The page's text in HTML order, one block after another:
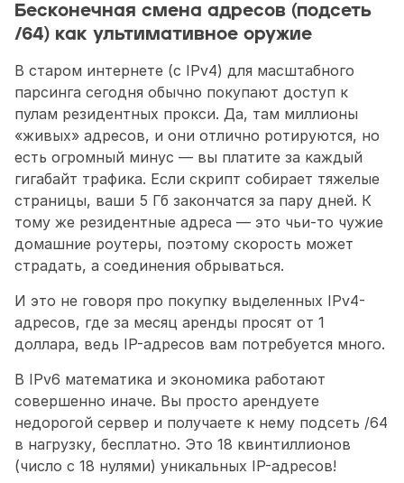
Бесконечная смена адресов (подсеть
/64) как ультимативное оружие
В старом интернете (с IPv4) для масштабного
парсинга сегодня обычно покупают доступ к
пулам резидентных прокси. Да, там миллионы
«живых» адресов, и они отлично ротируются, но
есть огромный минус — вы платите за каждый
гигабайт трафика. Если скрипт собирает тяжелые
страницы, ваши 5 Гб закончатся за пару дней. К
тому же резидентные адреса — это чьи-то чужие
домашние роутеры, поэтому скорость может
страдать, а соединения обрываться.
И это не говоря про покупку выделенных IPv4-
адресов, где за месяц аренды просят от 1
доллара, ведь IP-адресов вам потребуется много.
В IPv6 математика и экономика работают
совершенно иначе. Вы просто арендуете
недорогой сервер и получаете к нему подсеть /64
в нагрузку, бесплатно. Это 18 квинтиллионов
(число с 18 нулями) уникальных IP-адресов!